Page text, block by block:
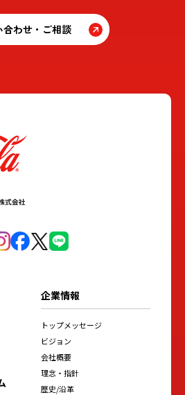
合わせ・ご相談
企業情報
トップメッセージ
ビジョン
会社概要
理念・指針
歴史/沿革